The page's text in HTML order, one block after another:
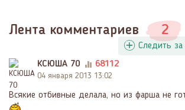
Лента комментариев 2
Следить
КСЮША 70
68112
04 января 2013 13:02
Всякие отбивные делала, но из фарша не